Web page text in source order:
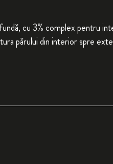
cu 3% complex pentru
părului din interior spre